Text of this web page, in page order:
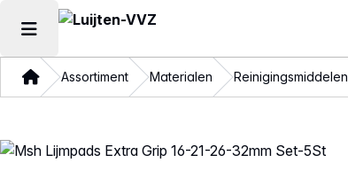
Hoofdmenu openen
ThuisAssortiment Materialen Reinigingsmiddelen